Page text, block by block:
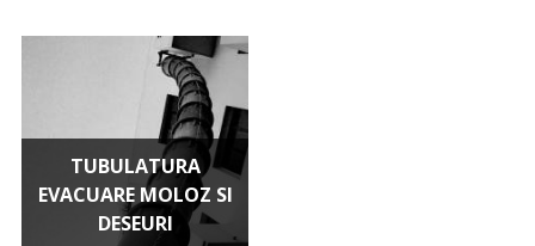
TUBULATURA
EVACUARE MOLOZ SI
DESEURI